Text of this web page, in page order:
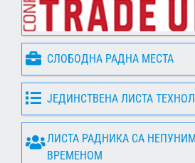
СЛОБОДНА РАДНА МЕСТА
ЈЕДИНСТВЕНА ЛИСТА
ЛИСТА РАДНИКА СА
ВРЕМЕНОМ